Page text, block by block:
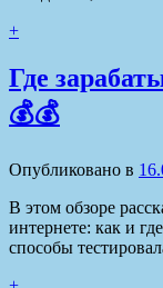
+
Где
💰💰
Опубликовано в
В этом обзоре
интернете: как и
способы